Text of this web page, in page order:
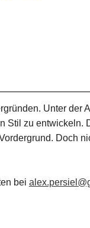
Unter der
Stil zu entwickeln.
Doch
bei